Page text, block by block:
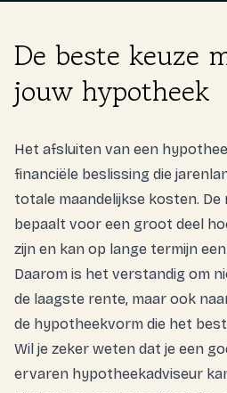
De beste keuze
jouw hypotheek
Het afsluiten van een
financiële beslissing die
totale maandelijkse kosten. De
bepaalt voor een groot deel
zijn en kan op lange termijn
Daarom is het verstandig om
de laagste rente, maar ook
de hypotheekvorm die het
Wil je zeker weten dat je een
ervaren hypotheekadviseur